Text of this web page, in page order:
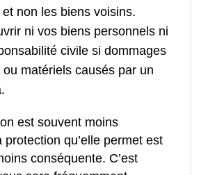
non les biens voisins.
ni vos biens personnels ni
civile si dommages
matériels causés par un
est souvent moins
protection qu’elle permet est
conséquente. C’est